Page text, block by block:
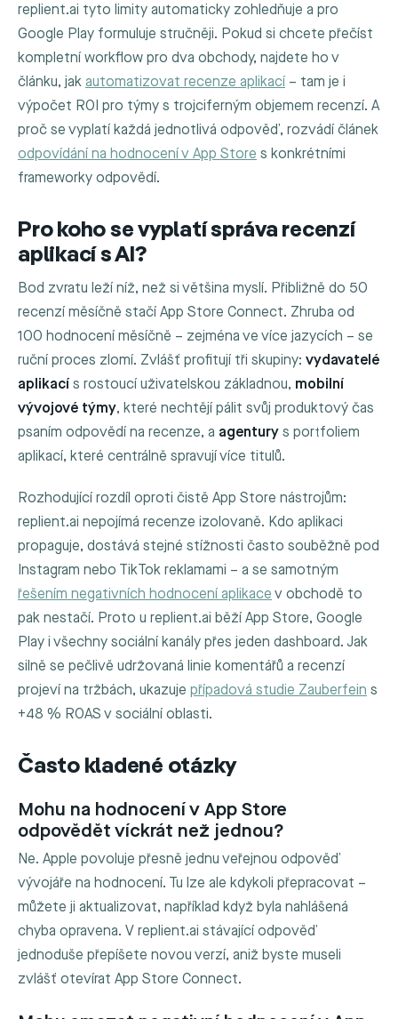
replient.ai tyto limity automaticky zohledňuje a pro
Google Play formuluje stručněji. Pokud si chcete přečíst
kompletní workflow pro dva obchody, najdete ho v
článku, jak automatizovat recenze aplikací – tam je i
výpočet ROI pro týmy s trojciferným objemem recenzí. A
proč se vyplatí každá jednotlivá odpověď, rozvádí článek
odpovídání na hodnocení v App Store s konkrétními
frameworky odpovědí.
Pro koho se vyplatí správa recenzí
aplikací s AI?
Bod zvratu leží níž, než si většina myslí. Přibližně do 50
recenzí měsíčně stačí App Store Connect. Zhruba od
100 hodnocení měsíčně – zejména ve více jazycích – se
ruční proces zlomí. Zvlášť profitují tři skupiny: vydavatelé
aplikací s rostoucí uživatelskou základnou, mobilní
vývojové týmy, které nechtějí pálit svůj produktový čas
psaním odpovědí na recenze, a agentury s portfoliem
aplikací, které centrálně spravují více titulů.
Rozhodující rozdíl oproti čistě App Store nástrojům:
replient.ai nepojímá recenze izolovaně. Kdo aplikaci
propaguje, dostává stejné stížnosti často souběžně pod
Instagram nebo TikTok reklamami – a se samotným
řešením negativních hodnocení aplikace v obchodě to
pak nestačí. Proto u replient.ai běží App Store, Google
Play i všechny sociální kanály přes jeden dashboard. Jak
silně se pečlivě udržovaná linie komentářů a recenzí
projeví na tržbách, ukazuje případová studie Zauberfein s
+48 % ROAS v sociální oblasti.
Často kladené otázky
Mohu na hodnocení v App Store
odpovědět víckrát než jednou?
Ne. Apple povoluje přesně jednu veřejnou odpověď
vývojáře na hodnocení. Tu lze ale kdykoli přepracovat –
můžete ji aktualizovat, například když byla nahlášená
chyba opravena. V replient.ai stávající odpověď
jednoduše přepíšete novou verzí, aniž byste museli
zvlášť otevírat App Store Connect.